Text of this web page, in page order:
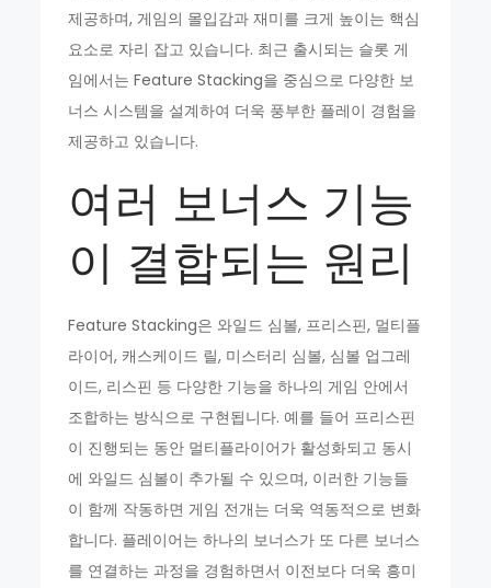
제공하며, 게임의 몰입감과 재미를 크게 높이는 핵심
요소로 자리 잡고 있습니다. 최근 출시되는 슬롯 게
임에서는 Feature Stacking을 중심으로 다양한 보
너스 시스템을 설계하여 더욱 풍부한 플레이 경험을
제공하고 있습니다.
여러 보너스 기능
이 결합되는 원리
Feature Stacking은 와일드 심볼, 프리스핀, 멀티플
라이어, 캐스케이드 릴, 미스터리 심볼, 심볼 업그레
이드, 리스핀 등 다양한 기능을 하나의 게임 안에서
조합하는 방식으로 구현됩니다. 예를 들어 프리스핀
이 진행되는 동안 멀티플라이어가 활성화되고 동시
에 와일드 심볼이 추가될 수 있으며, 이러한 기능들
이 함께 작동하면 게임 전개는 더욱 역동적으로 변화
합니다. 플레이어는 하나의 보너스가 또 다른 보너스
를 연결하는 과정을 경험하면서 이전보다 더욱 흥미